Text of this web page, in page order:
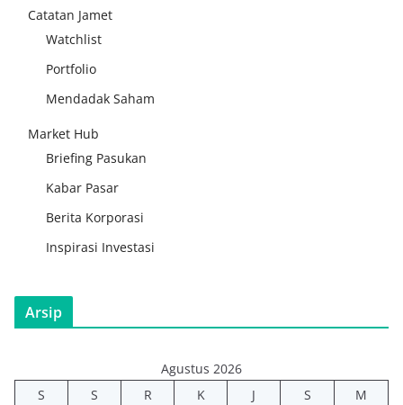
Catatan Jamet
Watchlist
Portfolio
Mendadak Saham
Market Hub
Briefing Pasukan
Kabar Pasar
Berita Korporasi
Inspirasi Investasi
Arsip
Agustus 2026
S
S R K J S
M